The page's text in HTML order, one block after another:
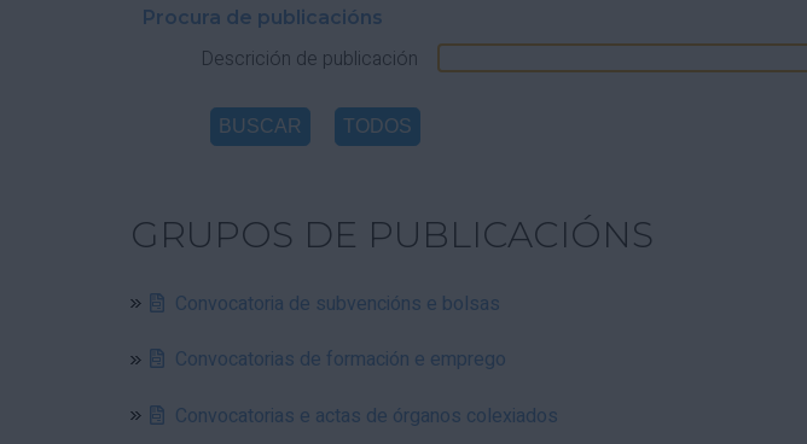
Procura de publicacións
Descrición de publicación
GRUPOS DE PUBLICACIÓNS
Convocatoria de subvencións e bolsas
Convocatorias de formación e emprego
Convocatorias e actas de órganos colexiados